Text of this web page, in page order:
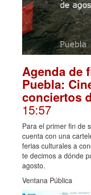
Agenda de
Puebla:
conciertos
15:57
Para el primer fin de
cuenta con una
ferias culturales a
te decimos a dónde
agosto.
Ventana Pública